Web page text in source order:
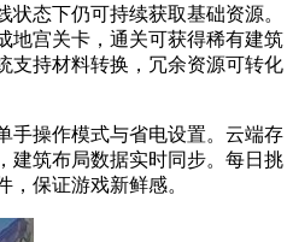
态下仍可持续获取基础资源。
地宫关卡，通关可获得稀有建筑
支持材料转换，冗余资源可转化
手操作模式与省电设置。云端存
建筑布局数据实时同步。每日挑
，保证游戏新鲜感。